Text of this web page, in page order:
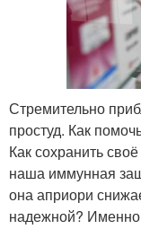
Стремительно
простуд. Как
Как сохранить
наша иммунная
она априори
надежной? Именно